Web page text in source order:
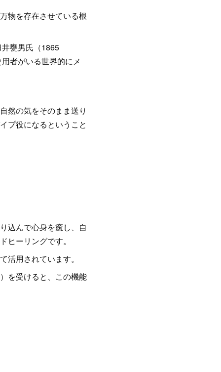
物を存在させている根
甕男氏（1865
者がいる世界的にメ
然の気をそのまま送り
プ役になるということ
込んで心身を癒し、自
ヒーリングです。
用されています。
を受けると、この機能